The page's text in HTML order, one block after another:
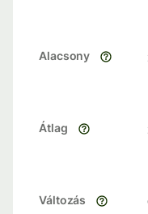
Alacsony
Átlag
Változás